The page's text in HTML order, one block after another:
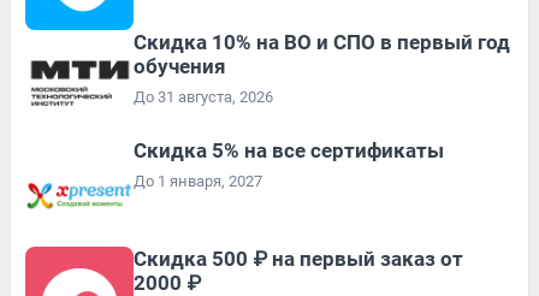
Скидка 10% на ВО и СПО в первый год
обучения
До 31 августа, 2026
Скидка 5% на все сертификаты
До 1 января, 2027
Скидка 500 ₽ на первый заказ от
2000 ₽